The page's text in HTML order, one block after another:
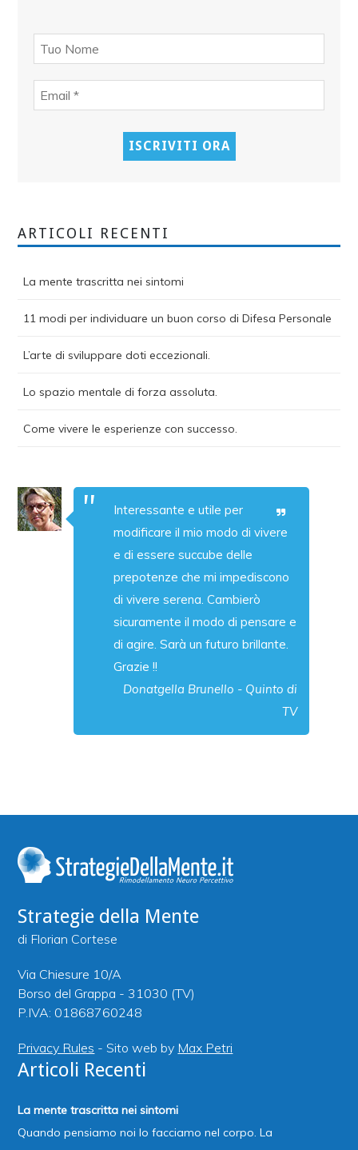
ARTICOLI RECENTI
La mente trascritta nei sintomi
11 modi per individuare un buon corso di Difesa Personale
L’arte di sviluppare doti eccezionali.
Lo spazio mentale di forza assoluta.
Come vivere le esperienze con successo.
Interessante e utile per
modificare il mio modo di vivere
e di essere succube delle
prepotenze che mi impediscono
di vivere serena. Cambierò
sicuramente il modo di pensare e
di agire. Sarà un futuro brillante.
Grazie !!
Donatgella Brunello - Quinto di
TV
Strategie della Mente
di Florian Cortese
Via Chiesure 10/A
Borso del Grappa - 31030 (TV)
P.IVA: 01868760248
Privacy Rules - Sito web by Max Petri
Articoli Recenti
La mente trascritta nei sintomi
Quando pensiamo noi lo facciamo nel corpo. La